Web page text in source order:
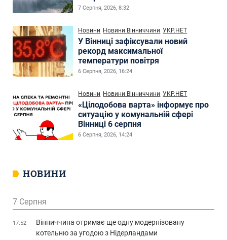
7 Серпня, 2026, 8:32
Новини Новини Вінниччини УКР.НЕТ
У Вінниці зафіксували новий
рекорд максимальної
температури повітря
6 Серпня, 2026, 16:24
Новини Новини Вінниччини УКР.НЕТ
«Цілодобова варта» інформує про
ситуацію у комунальній сфері
Вінниці 6 серпня
6 Серпня, 2026, 14:24
НОВИНИ
7 Серпня
17:52
Вінниччина отримає ще одну модернізовану
котельню за угодою з Нідерландами